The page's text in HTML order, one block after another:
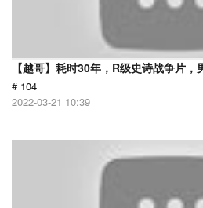
【越哥】耗时30年，R级史诗战争片，
# 104
2022-03-21 10:39